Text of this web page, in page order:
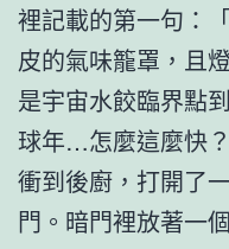
裡記載的第一句：
皮的氣味籠罩，且
是宇宙水餃臨界點
球年…怎麼這麼快
衝到後廚，打開了
門。暗門裡放著一